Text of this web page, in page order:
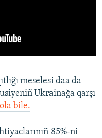
meselesi daa da
Ukrainağa qarşı
ola bile.
85%-ni